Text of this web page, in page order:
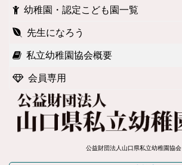
幼稚園・認定こども園一覧
先生になろう
私立幼稚園協会概要
会員専用
公益財団法人山口県私立幼稚園協会